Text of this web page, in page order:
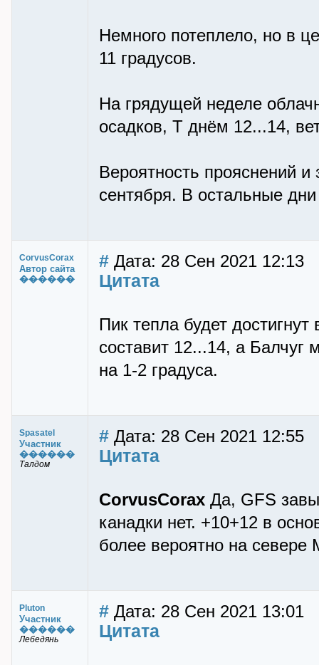
Немного потеплело, но в
11 градусов.
На грядущей неделе
осадков, Т днём 12...14,
Вероятность прояснений
сентября. В остальные
CorvusCorax
Автор сайта
������
# Дата: 28 Сен 2021 12:13
Цитата
Пик тепла будет
составит 12...14, а Балчуг
на 1-2 градуса.
Spasatel
Участник
������
Талдом
# Дата: 28 Сен 2021 12:55
Цитата
CorvusCorax Да, GFS
канадки нет. +10+12 в
более вероятно на
Pluton
Участник
������
Лебедянь
# Дата: 28 Сен 2021 13:01
Цитата